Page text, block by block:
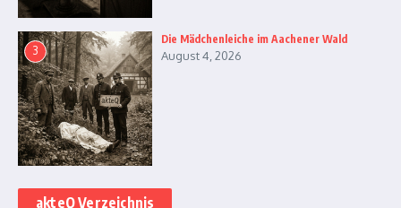
3
Die Mädchenleiche im Aachener Wald
August 4, 2026
akteQ Verzeichnis